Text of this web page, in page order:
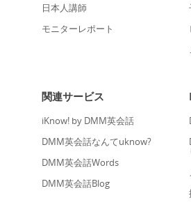
日本人講師
モニターレポート
関連サービス
iKnow! by DMM英会話
DMM英会話なんてuknow?
DMM英会話Words
DMM英会話Blog